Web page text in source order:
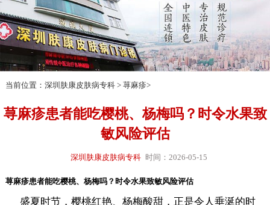
当前位置： 深圳肤康皮肤病专科> 荨麻疹>
荨麻疹患者能吃樱桃、杨梅吗？时令水果致
敏风险评估
深圳肤康皮肤病专科 时间：2026-05-15
荨麻疹患者能吃樱桃、杨梅吗？时令水果致敏风险评估
盛夏时节，樱桃红艳、杨梅酸甜，正是令人垂涎的时